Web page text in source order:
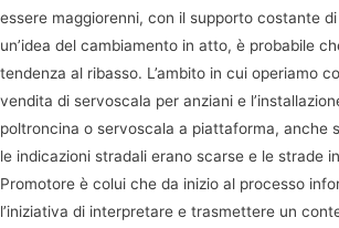
essere maggiorenni, con il supporto costante
un’idea del cambiamento in atto, è probabile
tendenza al ribasso. L’ambito in cui operiamo
vendita di servoscala per anziani e
poltroncina o servoscala a piattaforma, anche
le indicazioni stradali erano scarse e le strade
Promotore è colui che da inizio al processo
l’iniziativa di interpretare e trasmettere un